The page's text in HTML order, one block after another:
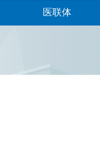
医联体